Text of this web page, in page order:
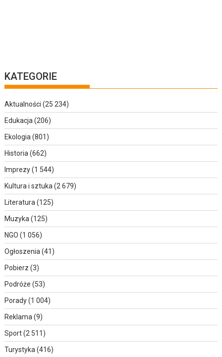
KATEGORIE
Aktualności (25 234)
Edukacja(206)
Ekologia(801)
Historia(662)
Imprezy(1 544)
Kultura i sztuka(2 679)
Literatura(125)
Muzyka(125)
NGO (1 056)
Ogłoszenia(41)
Pobierz (3)
Podróże (53)
Porady(1 004)
Reklama(9)
Sport(2 511)
Turystyka(416)